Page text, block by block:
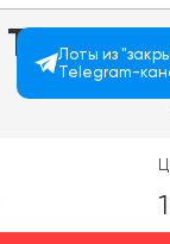
Лоты из
Telegram-